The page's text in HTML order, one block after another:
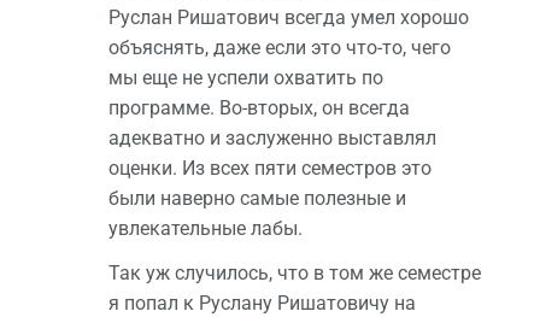
Руслан Ришатович всегда умел хорошо
объяснять, даже если это что-то, чего
мы еще не успели охватить по
программе. Во-вторых, он всегда
адекватно и заслуженно выставлял
оценки. Из всех пяти семестров это
были наверно самые полезные и
увлекательные лабы.
Так уж случилось, что в том же семестре
я попал к Руслану Ришатовичу на